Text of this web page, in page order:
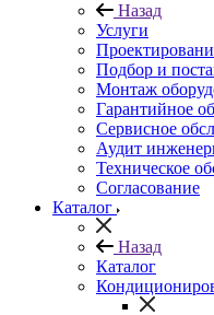
Назад
Услуги
Подбор и
Монтаж
Гарантийное
Сервисное
Аудит
Техническое
Согласование
Каталог
Назад
Каталог